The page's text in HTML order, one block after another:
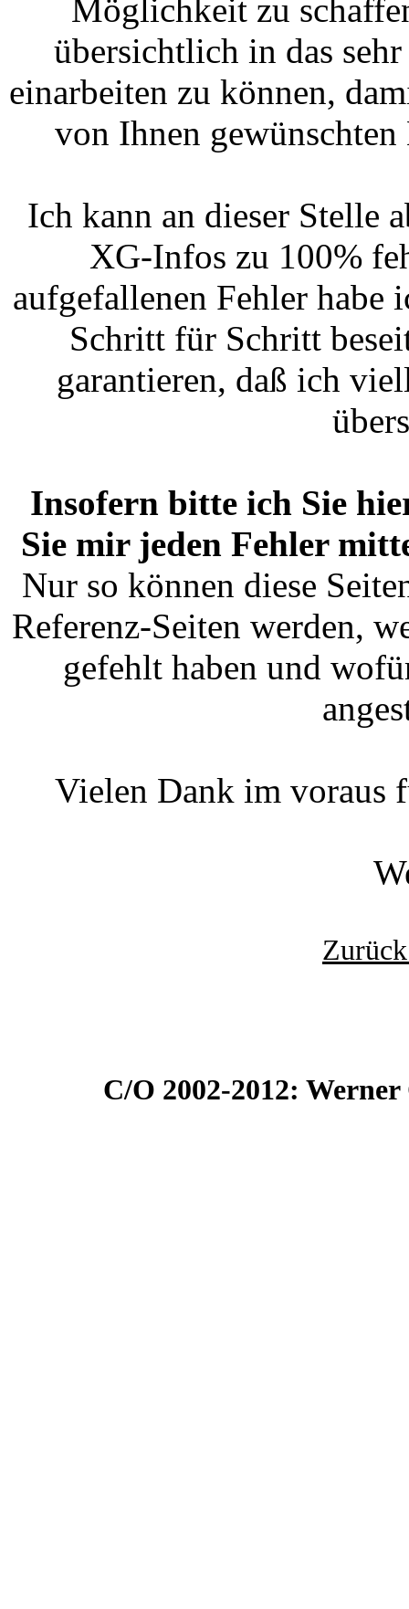
Möglichkeit zu
übersichtlich in das
einarbeiten zu können,
von Ihnen
Ich kann an dieser Stelle
XG-Infos zu 100%
aufgefallenen Fehler habe
Schritt für Schritt
garantieren, daß ich
Insofern bitte ich Sie
Sie mir jeden Fehler
Nur so können diese
Referenz-Seiten werden,
gefehlt haben und
Vielen Dank im voraus
C/O 2002-2012: